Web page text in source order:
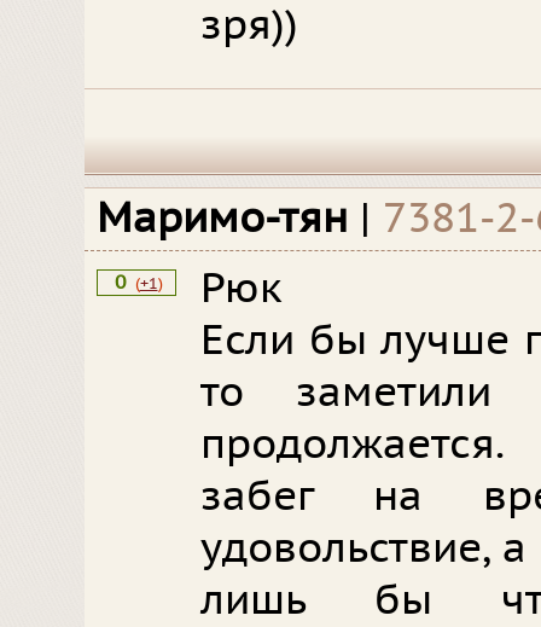
зря))
Маримо-тян | 7381-
0 (+1)
Рюк
Если бы лучше
то
забег на
удовольствие,
лишь бы